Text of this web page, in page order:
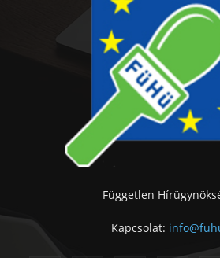
Független
Kapcsolat: